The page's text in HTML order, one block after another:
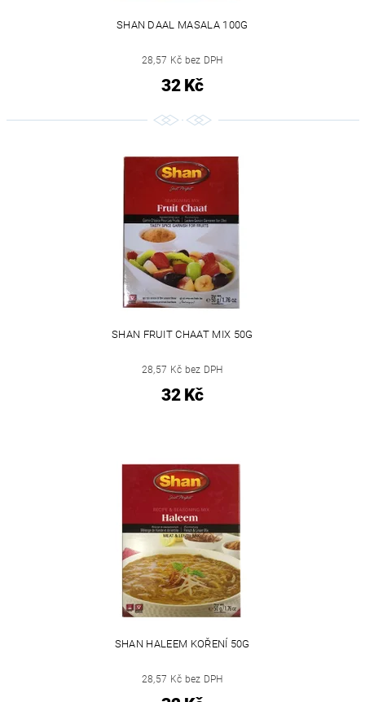
SHAN DAAL MASALA 100G
28,57 Kč bez DPH
32 Kč
SHAN FRUIT CHAAT MIX 50G
28,57 Kč bez DPH
32 Kč
SHAN HALEEM KOŘENÍ 50G
28,57 Kč bez DPH